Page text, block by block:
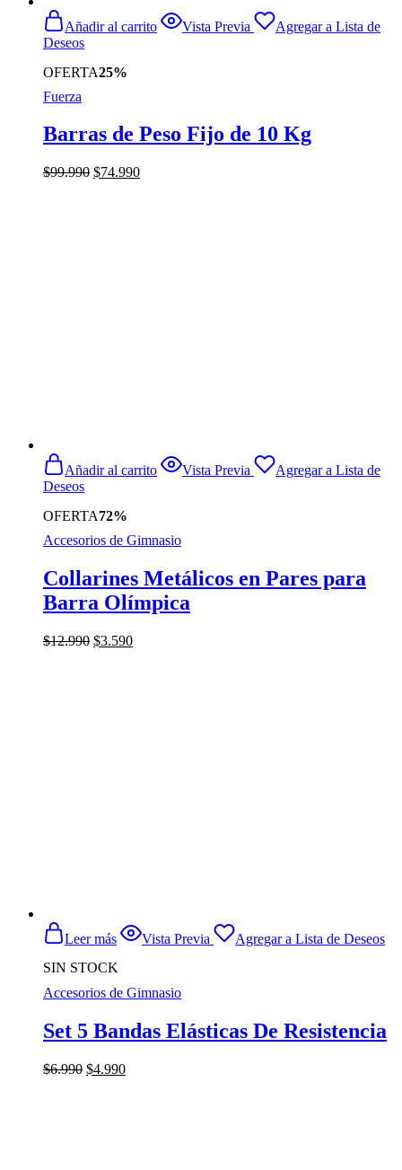
OFERTA25%
Añadir al carrito Vista Previa
Agregar a Lista de
Deseos
Fuerza
Barras de Peso Fijo de 10 Kg
$99.990 El
$74.990El
OFERTA72%
Añadir al carrito Vista Previa
Agregar a Lista de
Deseos
Accesorios de Gimnasio
Collarines Metálicos en Pares para
Barra Olímpica
$12.990 El
$3.590El
SIN STOCK
Leer más Vista Previa Agregar a Lista de Deseos
Accesorios de Gimnasio
Set 5 Bandas Elásticas De Resistencia
$6.990 El
$4.990El